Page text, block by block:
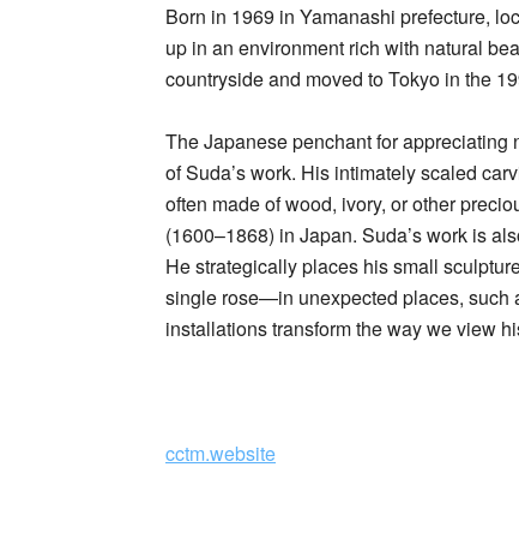
Born in 1969 in Yamanashi prefecture,
up in an environment rich with natural
countryside and moved to Tokyo in the
The Japanese penchant for
of Suda’s work. His intimately scaled
often made of wood, ivory, or other
(1600–1868) in Japan. Suda’s work is
He strategically places his small
single rose—in unexpected places, such
installations transform the way we view
cctm.website